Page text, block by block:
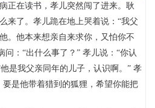
正在读书，孝儿突然闯了进来。耿
来了。孝儿跪在地上哭着说：“我父
。他本来想亲自来求你，又怕你不
问：“出什么事了？” 孝儿说：“你认
是我父亲同年的儿子，认识啊。” 孝
要是他带着猎到的狐狸，希望你能把